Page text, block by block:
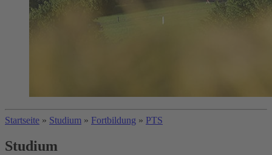
Startseite » Studium » Fortbildung » PTS
Studium